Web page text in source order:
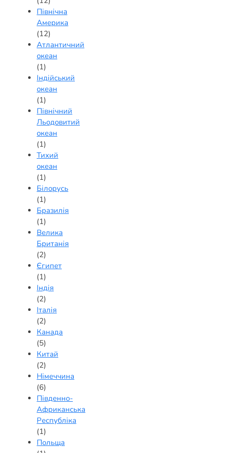
Північна
Америка
(12)
Атлантичний
океан
(1)
Індійський
океан
(1)
Північний
Льодовитий
океан
(1)
Тихий
океан
(1)
Білорусь
(1)
Бразилія
(1)
Велика
Британія
(2)
Єгипет
(1)
Індія
(2)
Італія
(2)
Канада
(5)
Китай
(2)
Німеччина
(6)
Південно-
Африканська
Республіка
(1)
Польща